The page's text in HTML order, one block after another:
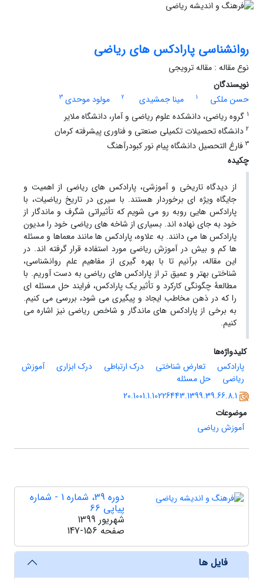
روانشناسی پارادکس های ریاضی
نوع مقاله : مقاله ترویجی
نویسندگان
حسن ملکی
1 مینا جمشیدی 2 مولود موحدی 3
1 گروه ریاضی، دانشکده علوم ریاضی و آمار، دانشگاه ملایر
2 دانشگاه تحصیلات تکمیلی صنعتی و فناوری پیشرفته کرمان
3 فارغ التحصیل دانشگاه پیام نور کبودرآهنگ
چکیده
از دیدگاه تاریخی و آموزشی، پارادکس های ریاضی از اهمیت و
جایگاه ویژه ای برخوردار هستند. با سیری در تاریخ ریاضیات، با
پارادکس هایی روبه رو می شویم که تأثیراتی شگرف و ماندگار از
خود به جای نهاده اند. بسیاری از شاخه های ریاضی خود را مدیون
پارادکس ها می دانند. به علاوه، پارادکس ها مانند معماها و مسئله
ها کم و بیش در آموزش ریاضی مورد استفاده قرار گرفته اند. در
این مقاله، برآنیم تا با بهره گیری از مفاهیم علم روانشناسی،
شناختی بهتر و عمیق تر از پارادکس های ریاضی به دست آوریم. با
مطالعۀ چگونگی کارکرد و تأثیر یک پارادکس، فرایند حل مسئله ای
را که در ذهن مخاطب ایجاد و پیگیری می شود، بررسی می کنیم.
به برخی از پارادکس های ماندگار و شاخص ریاضی نیز اشاره می
کنیم.
کلیدواژه‌ها
پارادکس
تعارض شناختی درک ارتباطی درک ابزاری
آموزش
ریاضی
حل مسئله
20.1001.1.10226443.1399.39.66.8.1
موضوعات
آموزش ریاضی
دوره 39، شماره 1 - شماره
پیاپی 66
شهریور 1399
صفحه 147-156
فایل ها